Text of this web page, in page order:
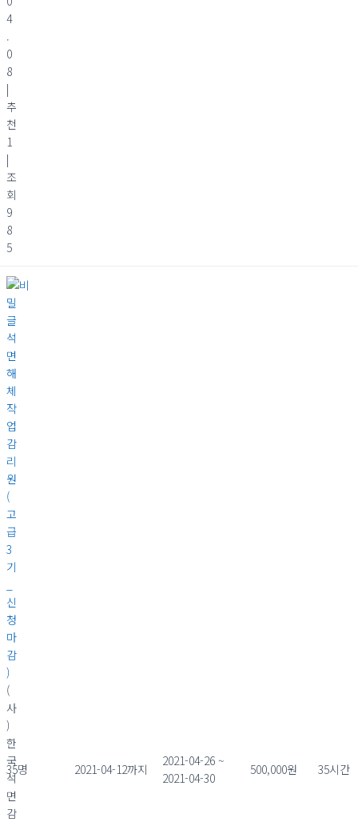
4
.
0
8
|
추
천
1
|
조
회
9
8
5
석
면
해
체
작
업
감
리
원
(
고
급
3
기
신
청
마
감
)
(
사
)
한
국
석
면
감
35명 2021-04-12까지
2021-04-26 ~
2021-04-30
500,000원 35시간